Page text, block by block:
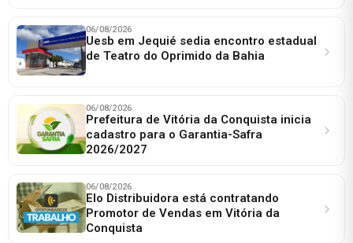
06/08/2026
Uesb em Jequié sedia encontro estadual
de Teatro do Oprimido da Bahia
06/08/2026
Prefeitura de Vitória da Conquista inicia
cadastro para o Garantia-Safra
2026/2027
06/08/2026
Elo Distribuidora está contratando
Promotor de Vendas em Vitória da
Conquista